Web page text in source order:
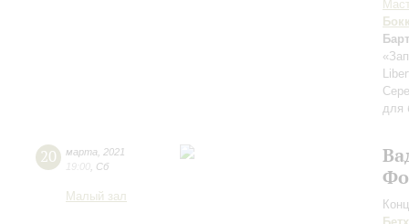
для
20 марта
2021
19:00 Сб
Малый зал